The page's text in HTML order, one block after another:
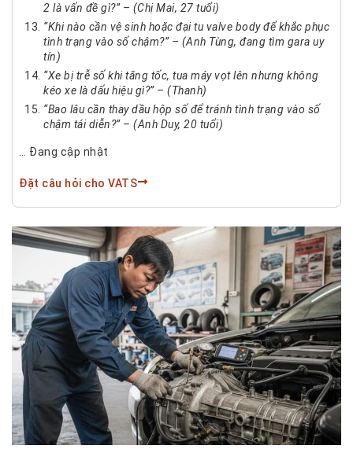
2 là vấn đề gì?” – (Chị Mai, 27 tuổi)
“Khi nào cần vệ sinh hoặc đại tu valve body để khắc phục
tình trạng vào số chậm?” – (Anh Tùng, đang tìm gara uy
tín)
“Xe bị trễ số khi tăng tốc, tua máy vọt lên nhưng không
kéo xe là dấu hiệu gì?” – (Thanh)
“Bao lâu cần thay dầu hộp số để tránh tình trạng vào số
chậm tái diễn?” – (Anh Duy, 20 tuổi)
… Đang cập nhật
Đặt câu hỏi cho VATS